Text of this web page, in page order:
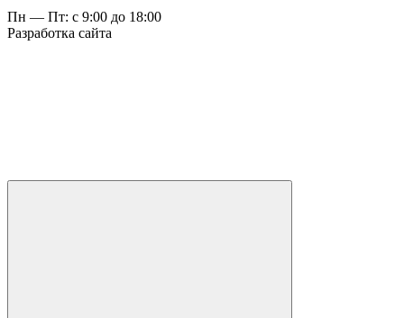
Пн — Пт: с 9:00 до 18:00
Разработка сайта